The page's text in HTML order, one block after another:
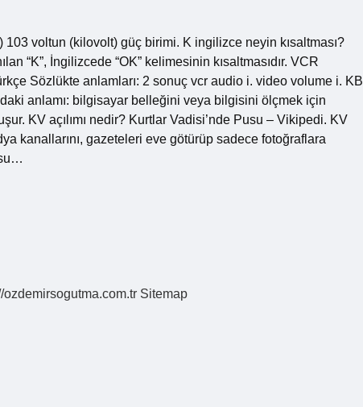
voltun (kilovolt) güç birimi. K ingilizce neyin kısaltması?
“K”, İngilizcede “OK” kelimesinin kısaltmasıdır. VCR
Sözlükte anlamları: 2 sonuç vcr audio i. video volume i. KB
anlamı: bilgisayar belleğini veya bilgisini ölçmek için
KV açılımı nedir? Kurtlar Vadisi’nde Pusu – Vikipedi. KV
kanallarını, gazeteleri eve götürüp sadece fotoğraflara
ozdemirsogutma.com.tr Sitemap